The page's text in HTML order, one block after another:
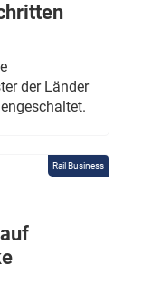
der Länder
Rail Business